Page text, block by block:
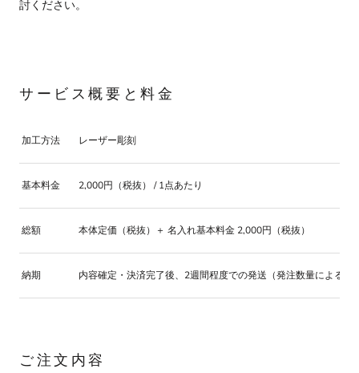
討ください。
サービス概要と料金
加工方法 レーザー彫刻
基本料金 2,000円（税抜） / 1点あたり
総額 本体定価（税抜）＋ 名入れ基本料金 2,000円（税抜）
納期 内容確定・決済完了後、2週間程度での発送（発注数量による）
ご注文内容